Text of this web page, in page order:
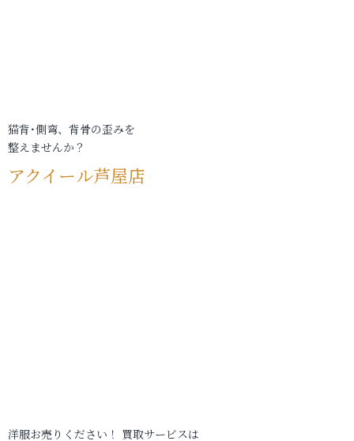
猫背･側弯、背骨の歪みを
整えませんか？
アクイール芦屋店
洋服お売りください！ 買取サービスは